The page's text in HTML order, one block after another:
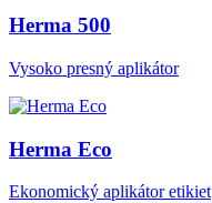
Herma 500
Vysoko presný aplikátor
Herma Eco
Ekonomický aplikátor etikiet